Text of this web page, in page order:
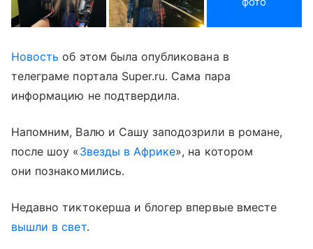
Новость об этом была опубликована в
телеграме портала Super.ru. Сама пара
информацию не подтвердила.
Напомним, Валю и Сашу заподозрили в романе,
после шоу «Звезды в Африке», на котором
они познакомились.
Недавно тиктокерша и блогер впервые вместе
вышли в свет.